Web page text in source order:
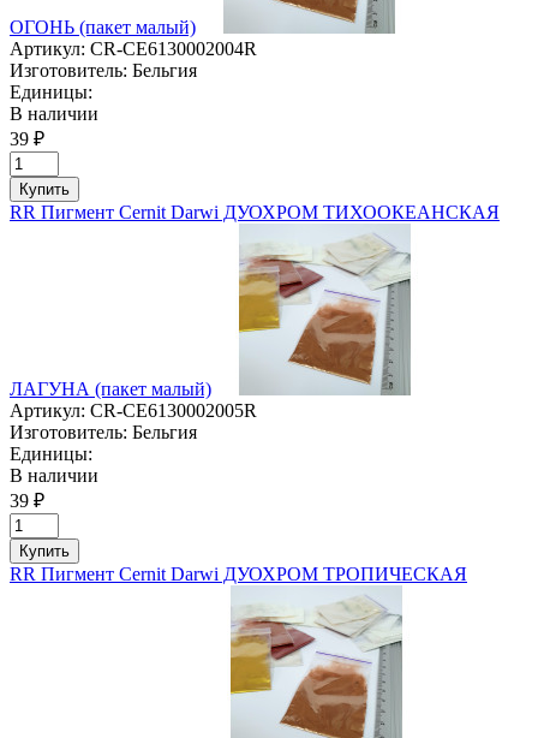
ОГОНЬ (пакет малый)
Артикул: CR-CE6130002004R
Изготовитель: Бельгия
Единицы:
В наличии
39 ₽
Купить
RR Пигмент Cernit Darwi ДУОХРОМ ТИХООКЕАНСКАЯ
ЛАГУНА (пакет малый)
Артикул: CR-CE6130002005R
Изготовитель: Бельгия
Единицы:
В наличии
39 ₽
Купить
RR Пигмент Cernit Darwi ДУОХРОМ ТРОПИЧЕСКАЯ